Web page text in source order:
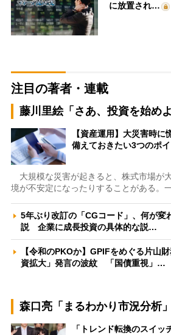
に放置され…
注目の著者・連載
藤川里絵「さあ、投資を始めよ
【資産運用】大災害時
備えておきたい3つのポ
大規模な災害が起きると、株式市場が
境が不安定になったりすることがある。
5年ぶり改訂の「CGコード」、何が変
説 企業に成長投資の具体的な説…
【令和のPKOか】GPIFをめぐる片山
資拡大」発言の波紋 「国債重視」…
森口亮「まるわかり市況分析」
「トレンド転換のスイ